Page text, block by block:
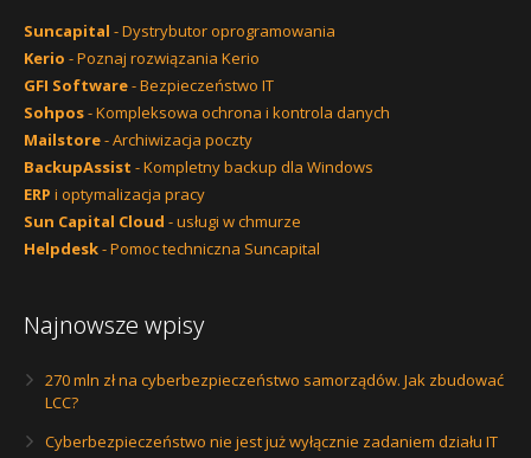
Suncapital - Dystrybutor oprogramowania
Kerio - Poznaj rozwiązania Kerio
GFI Software- Bezpieczeństwo IT
Sohpos- Kompleksowa ochrona i kontrola danych
Mailstore- Archiwizacja poczty
BackupAssist - Kompletny backup dla Windows
ERP i optymalizacja pracy
Sun Capital Cloud - usługi w chmurze
Helpdesk- Pomoc techniczna Suncapital
Najnowsze wpisy
270 mln zł na cyberbezpieczeństwo samorządów. Jak zbudować
LCC?
Cyberbezpieczeństwo nie jest już wyłącznie zadaniem działu IT